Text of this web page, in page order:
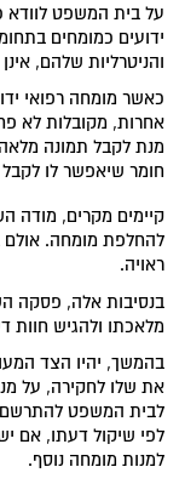
על בית המשפט לוודא
ידועים כמומחים
והניטרליות שלהם,
כאשר מומחה רפואי
אחרות, מקובלות לא
מנת לקבל תמונה
חומר שיאפשר לו
קיימים מקרים, מודה
להחלפת מומחה.
ראויה.
בנסיבות אלה, פסקה
מלאכתו ולהגיש חוות
בהמשך, יהיו הצד
את שלו לחקירה, על
לבית המשפט להתרשם
לפי שיקול דעתו, אם
למנות מומחה נוסף.